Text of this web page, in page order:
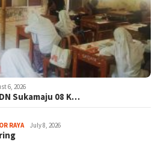
6, 2026
Sukamaju 08 K…
RAYA July 8, 2026